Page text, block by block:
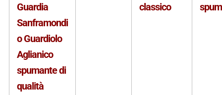
Guardia
Sanframondi
o Guardiolo
Aglianico
spumante di
qualità
classico